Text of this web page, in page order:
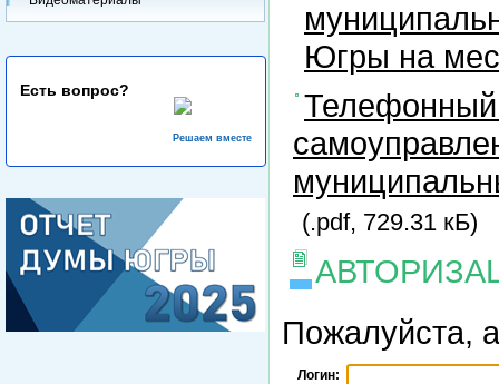
Есть вопрос?
Решаем вместе
Югры на
Телефонный
(.pdf, 729.31 кБ)
Пожалуйста,
Логин: